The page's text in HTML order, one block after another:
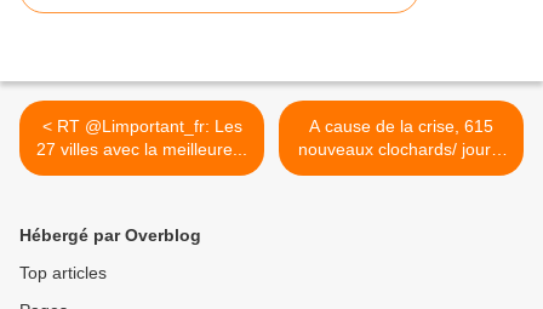
< RT @Limportant_fr: Les
27 villes avec la meilleure...
A cause de la crise, 615
nouveaux clochards/ jour...
>
Hébergé par Overblog
Top articles